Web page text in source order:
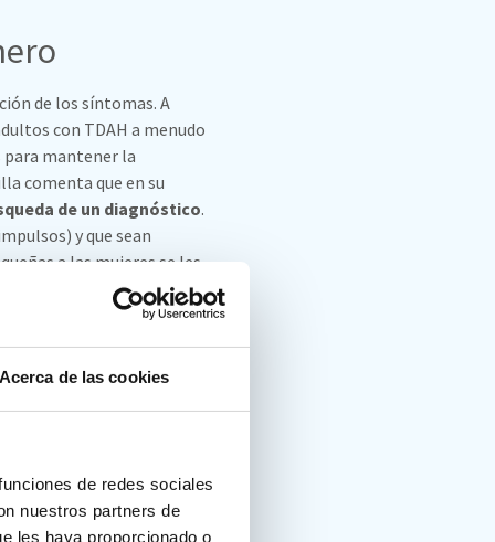
Acerca de las cookies
de redes sociales
nuestros partners de
les haya proporcionado o
de los síntomas. A
con TDAH a menudo
mantener la
comenta que en su
de un diagnóstico.
y que sean
a las mujeres se les
el caso de las mujeres,
o depresión
la caída de estrógenos en la